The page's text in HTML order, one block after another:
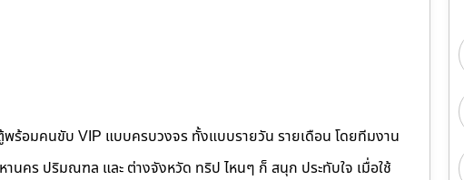
พร้อมคนขับ VIP แบบครบวงจร ทั้งแบบรายวัน รายเดือน โดยทีมงาน
นคร ปริมณฑล และ ต่างจังหวัด ทริป ไหนๆ ก็ สนุก ประทับใจ เมื่อใช้